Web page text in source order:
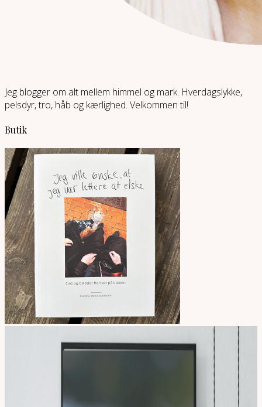
Jeg blogger om alt mellem himmel og mark. Hverdagslykke,
pelsdyr, tro, håb og kærlighed. Velkommen til!
Butik